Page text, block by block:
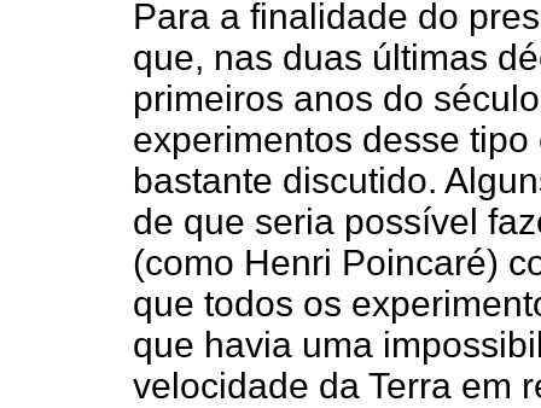
Para a finalidade do
que, nas duas últimas
primeiros anos do
experimentos desse
bastante discutido.
de que seria possível
(como Henri Poincaré)
que todos os
que havia uma
velocidade da Terra em